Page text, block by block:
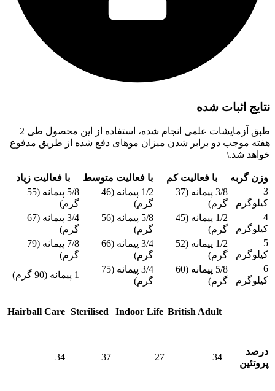
نتایج اثبات شده
طبق آزمایشات علمی انجام شده، استفاده از این محصول طی 2
هفته موجب دو برابر شدن میزان موهای دفع شده از طریق مدفوع
خواهد شد.\
وزن گربه با فعالیت کم با فعالیت متوسط
با فعالیت زیاد
3
کیلوگرم
3/8 پیمانه (37
گرم)
1/2 پیمانه (46
گرم)
5/8 پیمانه (55
گرم)
4
کیلوگرم
1/2 پیمانه (45
گرم)
5/8 پیمانه (56
گرم)
3/4 پیمانه (67
گرم)
5
کیلوگرم
1/2 پیمانه (52
گرم)
3/4 پیمانه (66
گرم)
7/8 پیمانه (79
گرم)
6
کیلوگرم
5/8 پیمانه (60
گرم)
3/4 پیمانه (75
گرم)
1 پیمانه (90 گرم)
British Adult
Indoor Life
Sterilised
Hairball Care
درصد
پروتئین
34
27
37
34